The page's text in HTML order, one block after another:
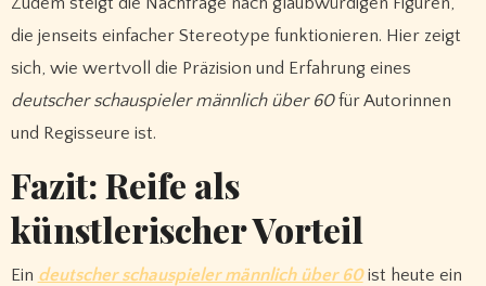
die jenseits einfacher Stereotype funktionieren. Hier zeigt
sich, wie wertvoll die Präzision und Erfahrung eines
deutscher schauspieler männlich über 60für Autorinnen
und Regisseure ist.
Fazit: Reife als
künstlerischer Vorteil
Ein deutscher schauspieler männlich über 60ist heute ein